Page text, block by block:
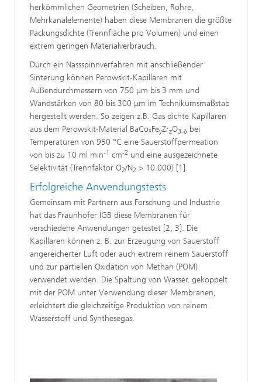
herkömmlichen Geometrien (Scheiben, Rohre,
Mehrkanalelemente) haben diese Membranen die größte
Packungsdichte (Trennfläche pro Volumen) und einen
extrem geringen Materialverbrauch.
Durch ein Nassspinnverfahren mit anschließender
Sinterung können Perowskit-Kapillaren mit
Außendurchmessern von 750 μm bis 3 mm und
Wandstärken von 80 bis 300 μm im Technikumsmaßstab
hergestellt werden. So zeigen z.B. Gas dichte Kapillaren
aus dem Perowskit-Material BaCoₓFeyZrzO3-δ bei
Temperaturen von 950 °C eine Sauerstoffpermeation
von bis zu 10 ml min-1 cm-2 und eine ausgezeichnete
Selektivität (Trennfaktor O2/N2 > 10.000) [1].
Erfolgreiche Anwendungstests
Gemeinsam mit Partnern aus Forschung und Industrie
hat das Fraunhofer IGB diese Membranen für
verschiedene Anwendungen getestet [2, 3]. Die
Kapillaren können z. B. zur Erzeugung von Sauerstoff
angereicherter Luft oder auch extrem reinem Sauerstoff
und zur partiellen Oxidation von Methan (POM)
verwendet werden. Die Spaltung von Wasser, gekoppelt
mit der POM unter Verwendung dieser Membranen,
erleichtert die gleichzeitige Produktion von reinem
Wasserstoff und Synthesegas.